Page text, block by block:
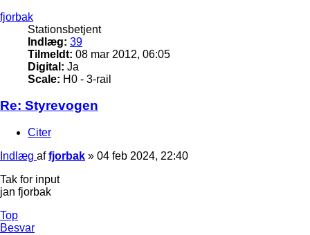
fjorbak
Stationsbetjent
Indlæg: 39
Tilmeldt: 08 mar 2012, 06:05
Digital: Ja
Scale: H0 - 3-rail
Re: Styrevogen
Citer
Indlæg affjorbak » 04 feb 2024, 22:40
Tak for input
jan fjorbak
Top
Besvar